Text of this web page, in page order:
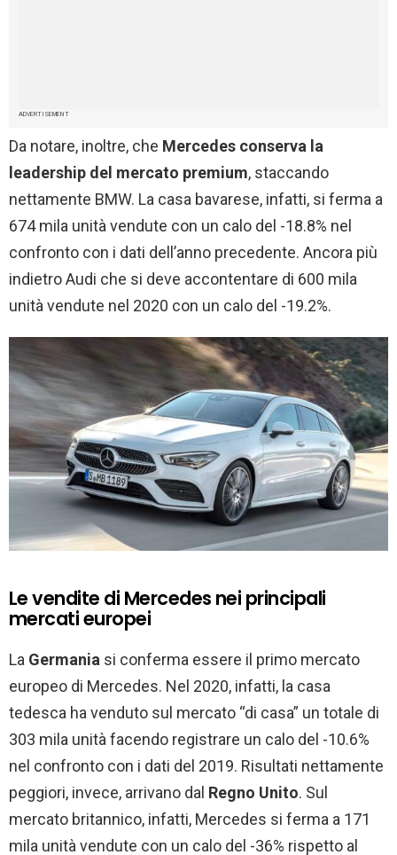
ADVERTISEMENT
Da notare, inoltre, che Mercedes conserva la
leadership del mercato premium, staccando
nettamente BMW. La casa bavarese, infatti, si ferma a
674 mila unità vendute con un calo del -18.8% nel
confronto con i dati dell’anno precedente. Ancora più
indietro Audi che si deve accontentare di 600 mila
unità vendute nel 2020 con un calo del -19.2%.
Le vendite di Mercedes nei principali
mercati europei
La Germania si conferma essere il primo mercato
europeo di Mercedes. Nel 2020, infatti, la casa
tedesca ha venduto sul mercato “di casa” un totale di
303 mila unità facendo registrare un calo del -10.6%
nel confronto con i dati del 2019. Risultati nettamente
peggiori, invece, arrivano dal Regno Unito. Sul
mercato britannico, infatti, Mercedes si ferma a 171
mila unità vendute con un calo del -36% rispetto al